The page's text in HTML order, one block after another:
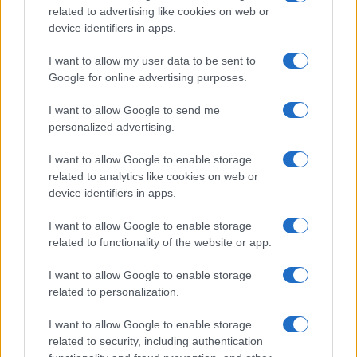
related to advertising like cookies on web or
device identifiers in apps.
I want to allow my user data to be sent to
Google for online advertising purposes.
I want to allow Google to send me
personalized advertising.
I want to allow Google to enable storage
related to analytics like cookies on web or
device identifiers in apps.
I want to allow Google to enable storage
related to functionality of the website or app.
I want to allow Google to enable storage
related to personalization.
I want to allow Google to enable storage
related to security, including authentication